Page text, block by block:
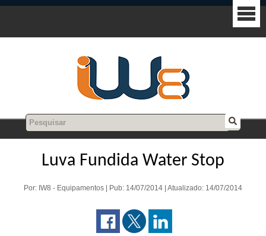
Luva Fundida Water Stop
Por: IW8 - Equipamentos | Pub: 14/07/2014 | Atualizado: 14/07/2014